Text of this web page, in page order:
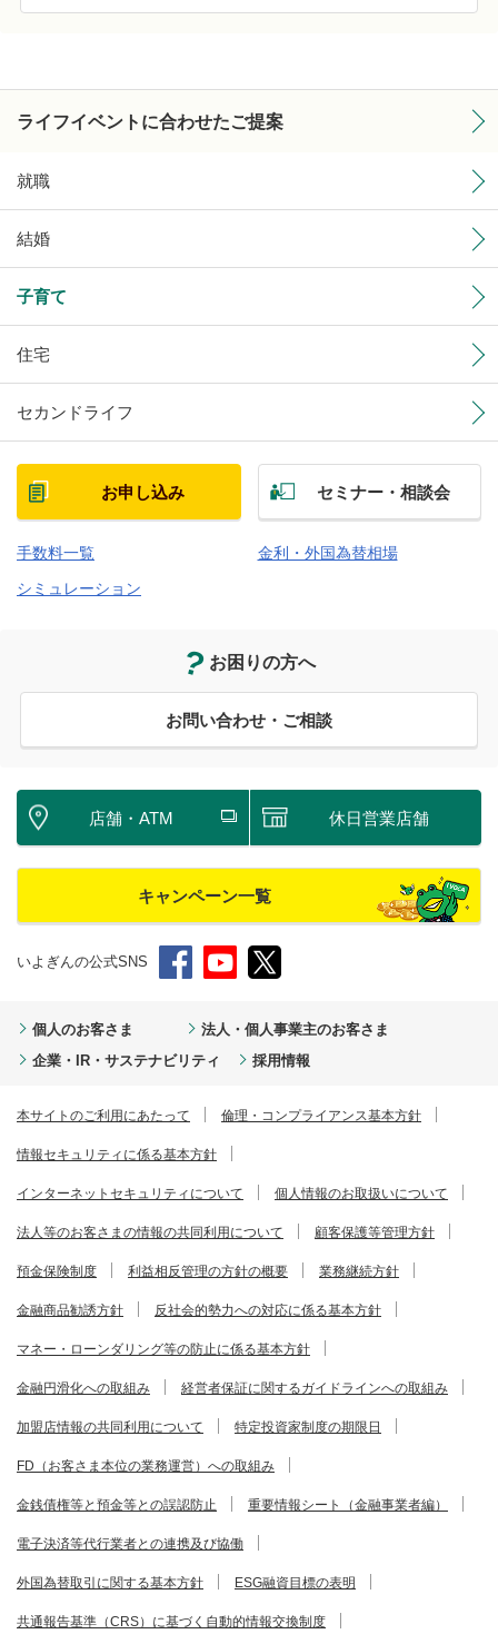
ライフイベントに合わせたご提案
就職
結婚
子育て
住宅
セカンドライフ
お申し込み セミナー・相談会
手数料一覧
金利・外国為替相場
シミュレーション
お困りの方へ
お問い合わせ・ご相談
店舗・ATM 休日営業店舗
キャンペーン一覧
いよぎんの公式SNS
個人のお客さま
法人・個人事業主のお客さま
企業・IR・サステナビリティ
採用情報
本サイトのご利用にあたって 倫理・コンプライアンス基本方針
情報セキュリティに係る基本方針
インターネットセキュリティについて 個人情報のお取扱いについて
法人等のお客さまの情報の共同利用について 顧客保護等管理方針
預金保険制度 利益相反管理の方針の概要 業務継続方針
金融商品勧誘方針 反社会的勢力への対応に係る基本方針
マネー・ローンダリング等の防止に係る基本方針
金融円滑化への取組み 経営者保証に関するガイドラインへの取組み
加盟店情報の共同利用について 特定投資家制度の期限日
FD（お客さま本位の業務運営）への取組み
金銭債権等と預金等との誤認防止 重要情報シート（金融事業者編）
電子決済等代行業者との連携及び協働
外国為替取引に関する基本方針 ESG融資目標の表明
共通報告基準（CRS）に基づく自動的情報交換制度